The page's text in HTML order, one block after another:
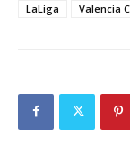
LaLiga
Valencia